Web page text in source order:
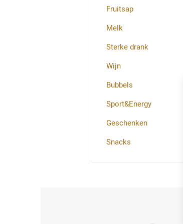
Fruitsap
Melk
Sterke drank
Wijn
Bubbels
Sport&Energy
Geschenken
Snacks